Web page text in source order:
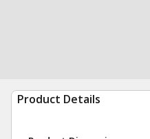
Product Details